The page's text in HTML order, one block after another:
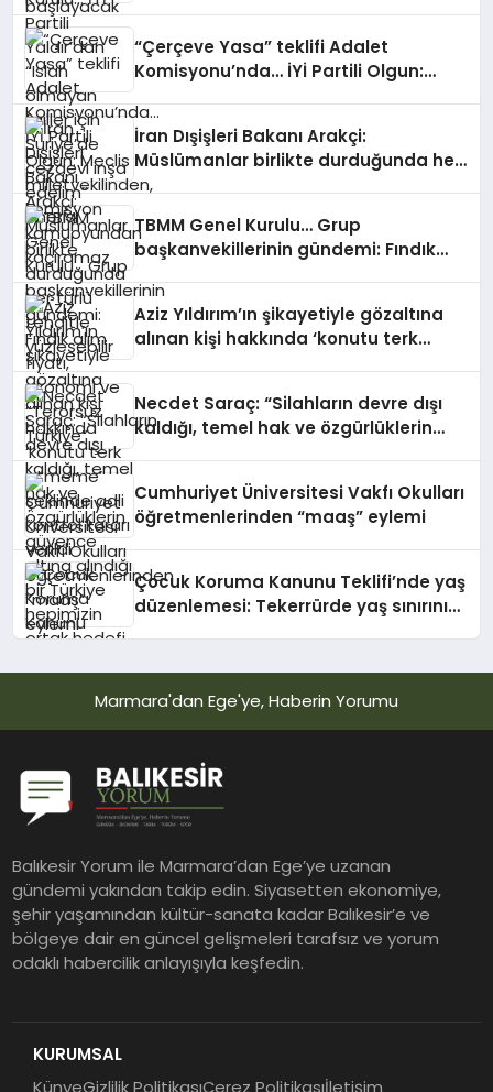
“Çerçeve Yasa” teklifi Adalet
Komisyonu’nda… İYİ Partili Olgun:
kamuoyundan kaçıramaz
İran Dışişleri Bakanı Arakçi:
Müslümanlar birlikte durduğunda her
türlü tehditle yüzleşebilir
TBMM Genel Kurulu… Grup
başkanvekillerinin gündemi: Fındık
Türkiye”
Aziz Yıldırım’ın şikayetiyle gözaltına
alınan kişi hakkında ‘konutu terk
Necdet Saraç: “Silahların devre dışı
kaldığı, temel hak ve özgürlüklerin
Cumhuriyet Üniversitesi Vakfı Okulları
öğretmenlerinden “maaş” eylemi
Çocuk Koruma Kanunu Teklifi’nde yaş
düzenlemesi: Tekerrürde yaş sınırını
Marmara'dan Ege'ye, Haberin Yorumu
Balıkesir Yorum ile Marmara’dan Ege’ye uzanan
gündemi yakından takip edin. Siyasetten ekonomiye,
şehir yaşamından kültür-sanata kadar Balıkesir’e ve
bölgeye dair en güncel gelişmeleri tarafsız ve yorum
odaklı habercilik anlayışıyla keşfedin.
KURUMSAL
KünyeGizlilik PolitikasıÇerez Politikasıİletişim